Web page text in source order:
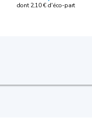
dont 2,10 € d'éco-part